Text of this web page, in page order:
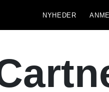
NYHEDER